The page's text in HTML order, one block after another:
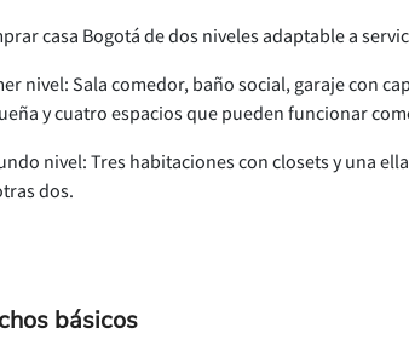
casa Bogotá de dos niveles adaptable a
nivel: Sala comedor, baño social, garaje con
y cuatro espacios que pueden funcionar
nivel: Tres habitaciones con closets y una
dos.
básicos